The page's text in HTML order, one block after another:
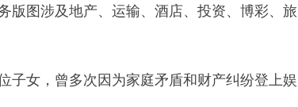
版图涉及地产、运输、酒店、投资、博彩、旅
子女，曾多次因为家庭矛盾和财产纠纷登上娱